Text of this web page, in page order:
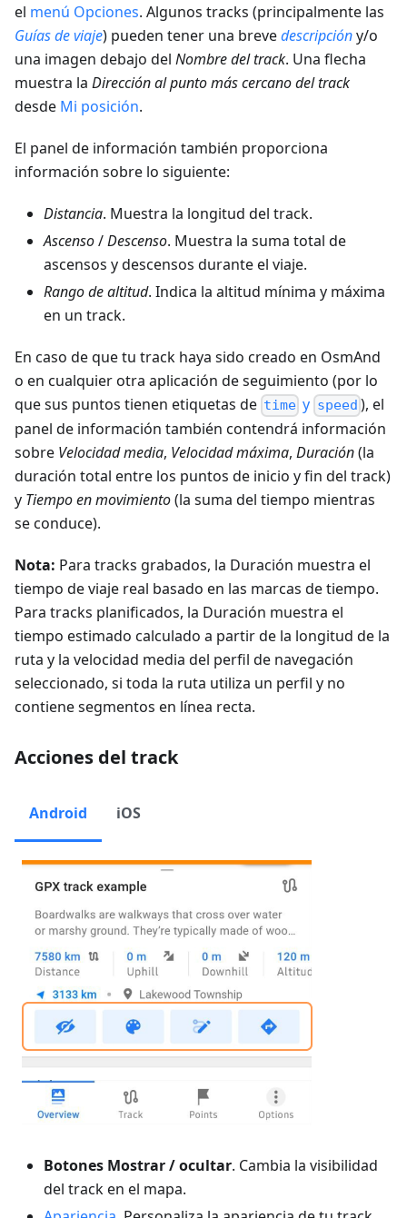
el menú Opciones. Algunos tracks (principalmente las
Guías de viaje) pueden tener una brevedescripcióny/o
una imagen debajo del Nombre del track. Una flecha
muestra la Dirección al punto más cercano del track
desde Mi posición.
El panel de información también proporciona
información sobre lo siguiente:
Distancia. Muestra la longitud del track.
Ascenso/Descenso. Muestra la suma total de
ascensos y descensos durante el viaje.
Rango de altitud. Indica la altitud mínima y máxima
en un track.
En caso de que tu track haya sido creado en OsmAnd
o en cualquier otra aplicación de seguimiento (por lo
que sus puntos tienen etiquetas de time y speed ), el
panel de información también contendrá información
sobre Velocidad media, Velocidad máxima, Duración(la
duración total entre los puntos de inicio y fin del track)
y Tiempo en movimiento(la suma del tiempo mientras
se conduce).
Nota: Para tracks grabados, la Duración muestra el
tiempo de viaje real basado en las marcas de tiempo.
Para tracks planificados, la Duración muestra el
tiempo estimado calculado a partir de la longitud de la
ruta y la velocidad media del perfil de navegación
seleccionado, si toda la ruta utiliza un perfil y no
contiene segmentos en línea recta.
Acciones del track
Android iOS
Botones Mostrar / ocultar. Cambia la visibilidad
del track en el mapa.